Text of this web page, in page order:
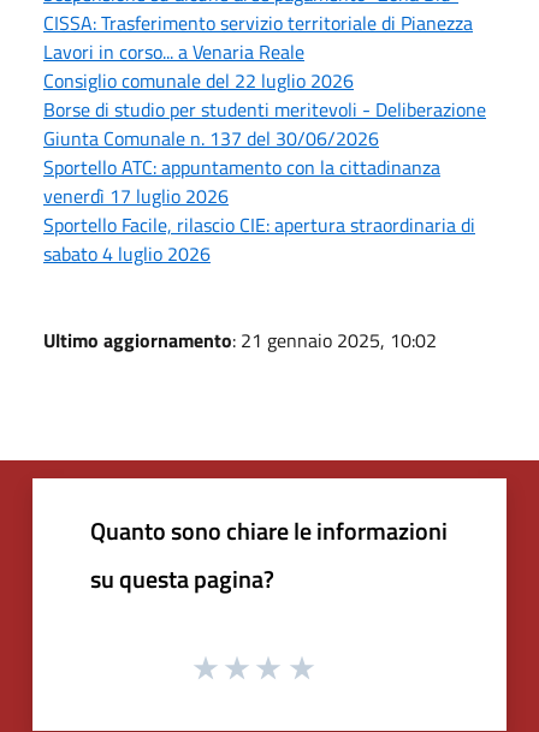
CISSA: Trasferimento servizio territoriale di Pianezza
Lavori in corso... a Venaria Reale
Consiglio comunale del 22 luglio 2026
Borse di studio per studenti meritevoli - Deliberazione
Giunta Comunale n. 137 del 30/06/2026
Sportello ATC: appuntamento con la cittadinanza
venerdì 17 luglio 2026
Sportello Facile, rilascio CIE: apertura straordinaria di
sabato 4 luglio 2026
Ultimo aggiornamento: 21 gennaio 2025, 10:02
Quanto sono chiare le informazioni
su questa pagina?